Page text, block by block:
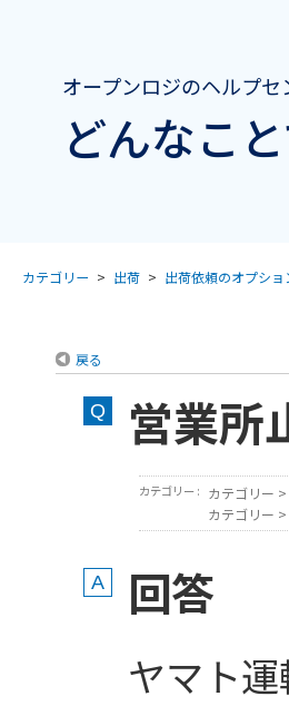
オープンロジのヘルプ
どんなこ
カテゴリー > 出荷 > 出荷依頼のオプショ
戻る
営業所
カテゴリー : カテゴリー >
カテゴリー >
回答
ヤマト